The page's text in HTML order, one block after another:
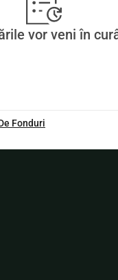
vor veni în
Fonduri